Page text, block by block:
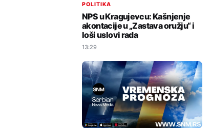
POLITIKA
NPS u Kragujevcu: Kašnjenje
akontacije u „Zastava oružju“ i
loši uslovi rada
13:29